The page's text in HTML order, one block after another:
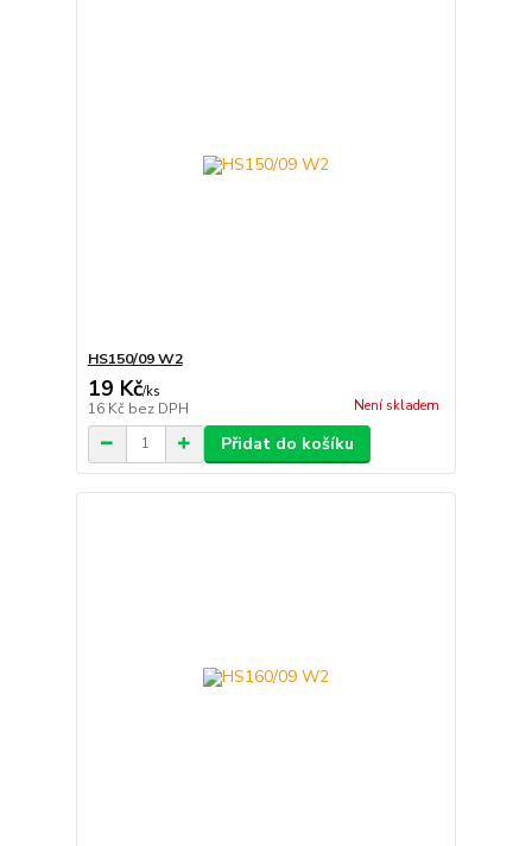
HS150/09 W2
19 Kč/ks
16 Kč bez DPH Není skladem
Přidat do košíku